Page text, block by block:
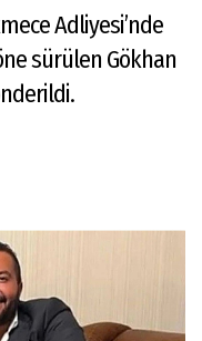
Adliyesi’nde
sürülen Gökhan